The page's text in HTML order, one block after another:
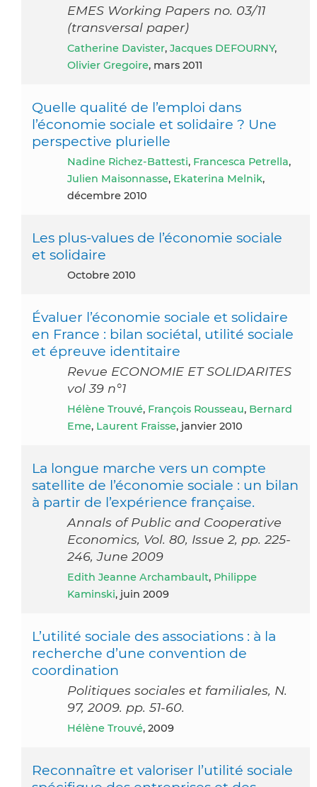
EMES Working Papers no. 03/11
(transversal paper)
Catherine Davister, Jacques DEFOURNY,
Olivier Gregoire, mars 2011
Quelle qualité de l’emploi dans
l’économie sociale et solidaire ? Une
perspective plurielle
Nadine Richez-Battesti, Francesca Petrella,
Julien Maisonnasse, Ekaterina Melnik,
décembre 2010
Les plus-values de l’économie sociale
et solidaire
octobre 2010
Évaluer l’économie sociale et solidaire
en France : bilan sociétal, utilité sociale
et épreuve identitaire
Revue ECONOMIE ET SOLIDARITES
vol 39 n°1
Hélène Trouvé, François Rousseau, Bernard
Eme, Laurent Fraisse, janvier 2010
La longue marche vers un compte
satellite de l’économie sociale : un bilan
à partir de l’expérience française.
Annals of Public and Cooperative
Economics, Vol. 80, Issue 2, pp. 225-
246, June 2009
Edith Jeanne Archambault, Philippe
Kaminski, juin 2009
L’utilité sociale des associations : à la
recherche d’une convention de
coordination
Politiques sociales et familiales, N.
97, 2009. pp. 51-60.
Hélène Trouvé, 2009
Reconnaître et valoriser l’utilité sociale